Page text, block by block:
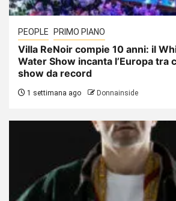
PEOPLE PRIMO PIANO
Villa ReNoir compie 10 anni: il
Water Show incanta l’Europa tra
show da record
1 settimana ago Donnainside